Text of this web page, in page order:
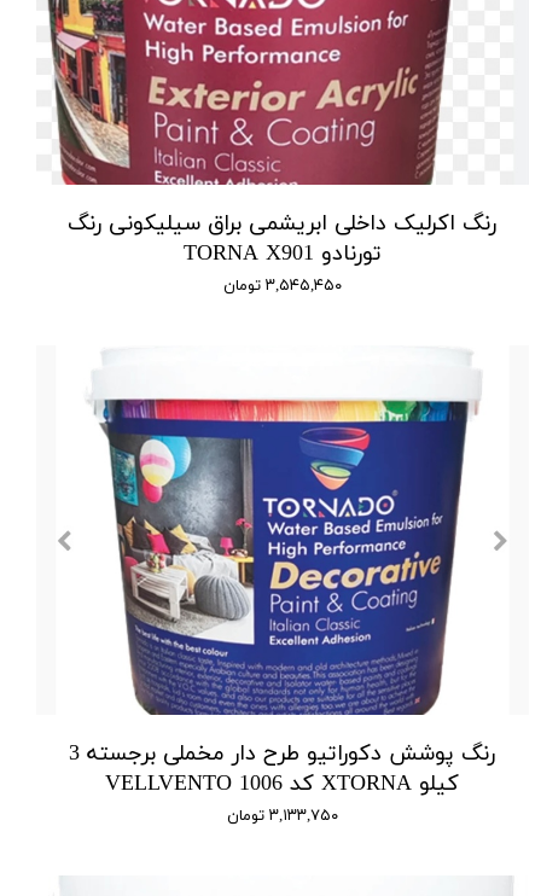
رنگ اکرلیک داخلی ابریشمی براق سیلیکونی رنگ
تورنادو TORNA X901
۳,۵۴۵,۴۵۰ تومان
رنگ پوشش دکوراتیو طرح دار مخملی برجسته 3
کیلو XTORNA کد 1006 VELLVENTO
۳,۱۳۳,۷۵۰ تومان